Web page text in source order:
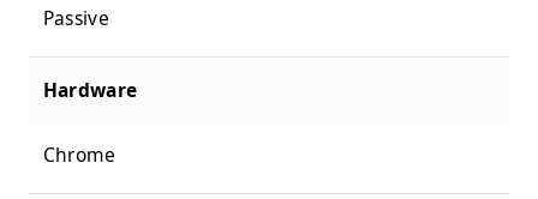
Passive
Hardware
Chrome